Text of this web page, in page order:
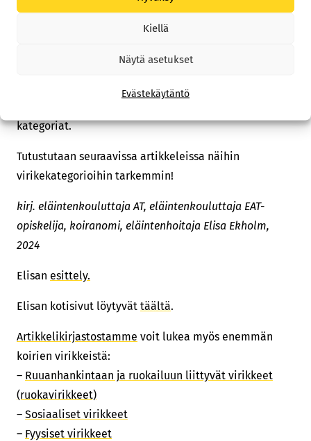
Kiellä
Näytä asetukset
Evästekäytäntö
ei saa olla tarjolla ihan koko ajan. Virikkeitä tulee
Virikkeet voidaan karkeasti jakaa viiteen kategoriaan:
sosiaaliset, fyysiset, kognitiiviset, ruokinta ja
kategoriat.
Tutustutaan seuraavissa artikkeleissa näihin
virikekategorioihin tarkemmin!
kirj. eläintenkouluttaja AT, eläintenkouluttaja EAT-
opiskelija, koiranomi, eläintenhoitaja Elisa Ekholm,
2024
Elisan esittely.
Elisan kotisivut löytyvät täältä.
Artikkelikirjastostamme voit lukea myös enemmän
koirien virikkeistä:
– Ruuanhankintaan ja ruokailuun liittyvät virikkeet
(ruokavirikkeet)
– Sosiaaliset virikkeet
– Fyysiset virikkeet